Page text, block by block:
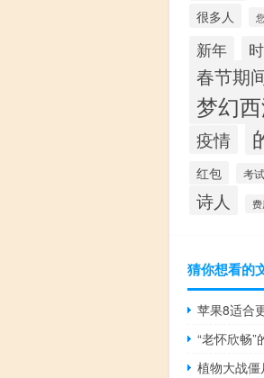
很多人
新年
春节期
梦幻
疫情
红包 考试
诗人 费
猜你想看的
“老怀欣畅”
植物大战